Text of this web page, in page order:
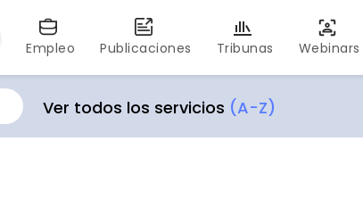
Empleo Publicaciones Tribunas Webinars
Ver todos los servicios (A-Z)